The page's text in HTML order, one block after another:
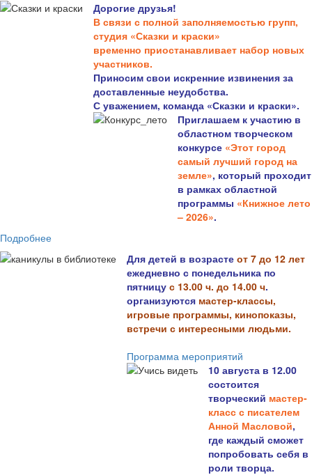
Дорогие друзья!
В связи с полной заполняемостью групп,
студия «Сказки и краски»
временно приостанавливает набор новых
участников.
Приносим свои искренние извинения за
доставленные неудобства.
С уважением, команда «Сказки и краски».
Приглашаем к участию в
областном творческом
конкурсе «Этот город
самый лучший город на
земле», который проходит
в рамках областной
программы «Книжное лето
– 2026».
Подробнее
Для детей в возрасте от 7 до 12 лет
ежедневно с понедельника по
пятницу с 13.00 ч. до 14.00 ч.
организуются мастер-классы,
игровые программы, кинопоказы,
встречи с интересными людьми.
Программа мероприятий
10 августа в 12.00
состоится
творческий мастер-
класс с писателем
Анной Масловой,
где каждый сможет
попробовать себя в
роли творца.